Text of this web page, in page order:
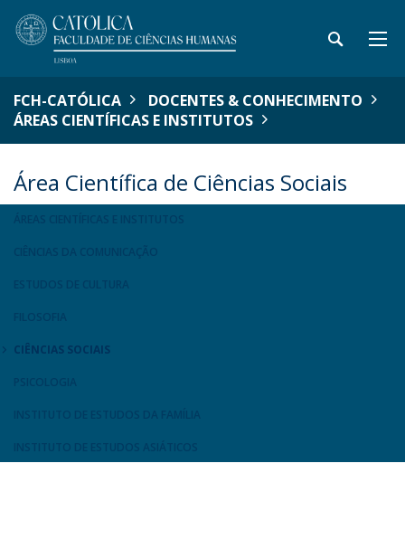
FCH-CATÓLICA
DOCENTES & CONHECIMENTO
ÁREAS CIENTÍFICAS E INSTITUTOS
Área Científica de Ciências Sociais
CIÊNCIAS SOCIAIS